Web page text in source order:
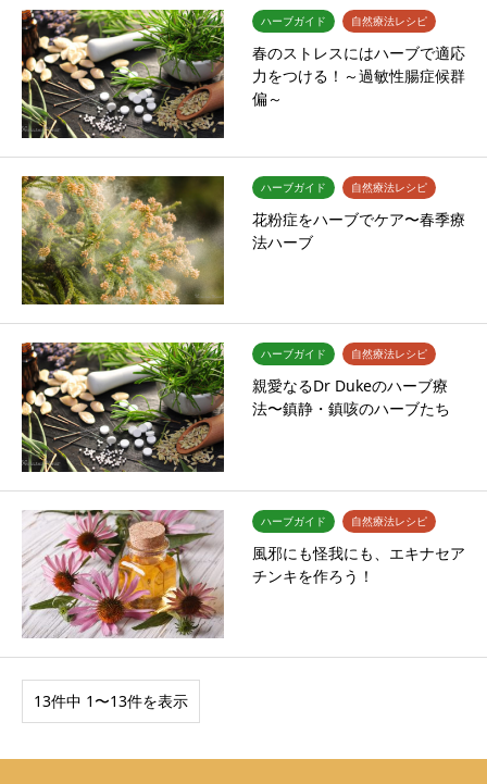
ハーブガイド 自然療法レシピ
春のストレスにはハーブで適応
力をつける！～過敏性腸症候群
偏～
ハーブガイド 自然療法レシピ
花粉症をハーブでケア〜春季療
法ハーブ
ハーブガイド 自然療法レシピ
親愛なるDr Dukeのハーブ療
法〜鎮静・鎮咳のハーブたち
ハーブガイド 自然療法レシピ
風邪にも怪我にも、エキナセア
チンキを作ろう！
13件中 1〜13件を表示